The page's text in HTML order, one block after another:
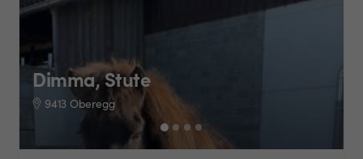
Dimma, Stute
9413 Oberegg